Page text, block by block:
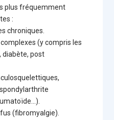
plus fréquemment
:
chroniques.
(y compris les
diabète, post
(fibromyalgie).